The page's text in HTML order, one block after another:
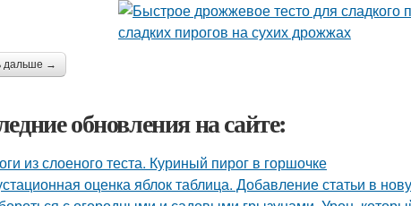
дальше →
обновления на сайте:
из слоеного теста. Куриный пирог в горшочке
оценка яблок таблица. Добавление статьи в